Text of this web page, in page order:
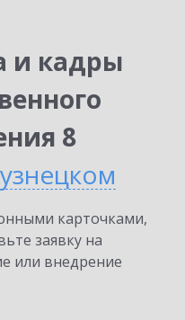
и кадры
8
карточками,
заявку на
или внедрение